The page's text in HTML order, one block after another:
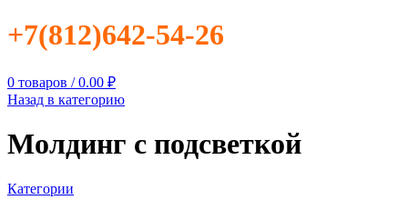
+7(812)642-54-26
0 товаров / 0.00 ₽
Назад в категорию
Молдинг с подсветкой
Категории